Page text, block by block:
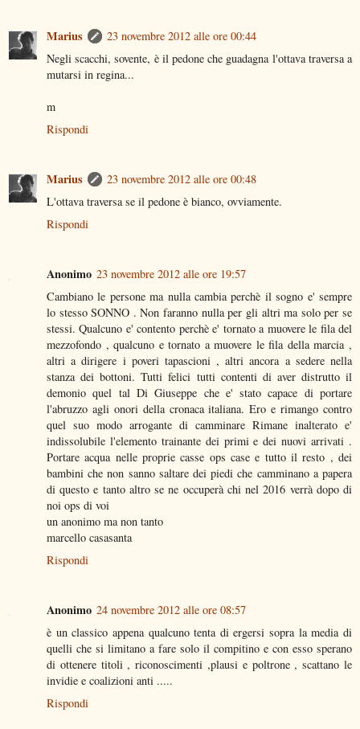
Marius
23 novembre 2012 alle ore 00:44
Negli scacchi, sovente, è il pedone che guadagna l'ottava traversa a
mutarsi in regina...
m
Rispondi
Marius
23 novembre 2012 alle ore 00:48
L'ottava traversa se il pedone è bianco, ovviamente.
Rispondi
Anonimo 23 novembre 2012 alle ore 19:57
Cambiano le persone ma nulla cambia perchè il sogno e' sempre
lo stesso SONNO . Non faranno nulla per gli altri ma solo per se
stessi. Qualcuno e' contento perchè e' tornato a muovere le fila del
mezzofondo , qualcuno e tornato a muovere le fila della marcia ,
altri a dirigere i poveri tapascioni , altri ancora a sedere nella
stanza dei bottoni. Tutti felici tutti contenti di aver distrutto il
demonio quel tal Di Giuseppe che e' stato capace di portare
l'abruzzo agli onori della cronaca italiana. Ero e rimango contro
quel suo modo arrogante di camminare Rimane inalterato e'
indissolubile l'elemento trainante dei primi e dei nuovi arrivati .
Portare acqua nelle proprie casse ops case e tutto il resto , dei
bambini che non sanno saltare dei piedi che camminano a papera
di questo e tanto altro se ne occuperà chi nel 2016 verrà dopo di
noi ops di voi
un anonimo ma non tanto
marcello casasanta
Rispondi
Anonimo 24 novembre 2012 alle ore 08:57
è un classico appena qualcuno tenta di ergersi sopra la media di
quelli che si limitano a fare solo il compitino e con esso sperano
di ottenere titoli , riconoscimenti ,plausi e poltrone , scattano le
invidie e coalizioni anti .....
Rispondi